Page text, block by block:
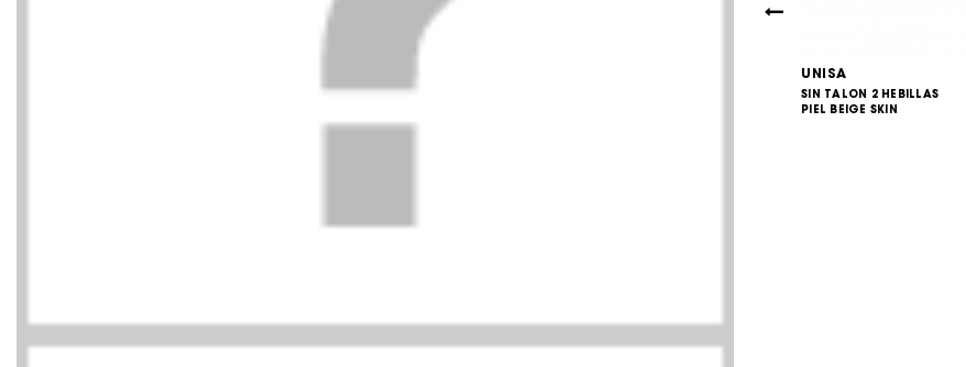
UNISA
SIN TALON 2 HEBILLAS
PIEL BEIGE SKIN